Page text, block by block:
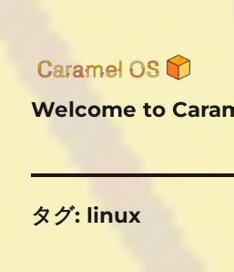
Welcome to
タグ: linux